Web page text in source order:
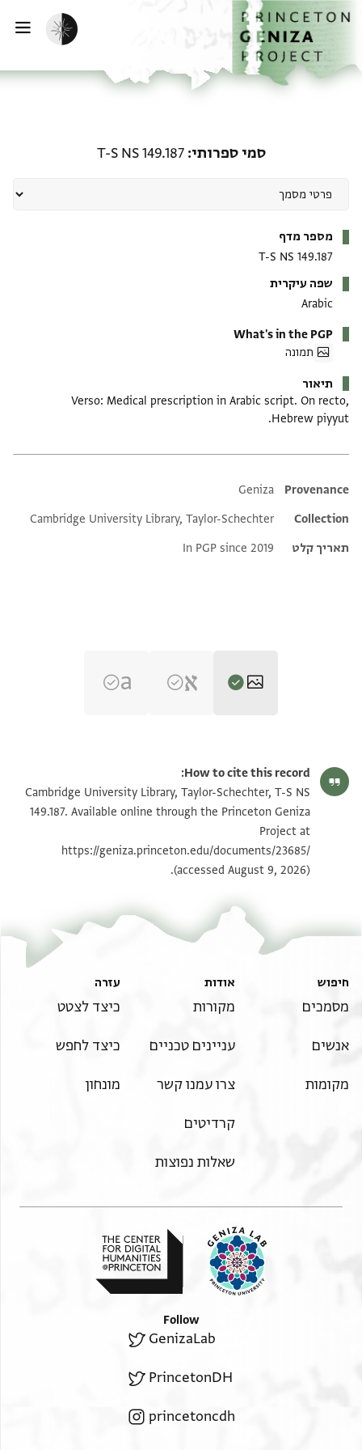
לתוכןהבית
הפעלת מצב כהה
סמי ספרותי T-S NS 149.187
מספר מדף
T-S NS 149.187
שפה עיקרית
Arabic
What's in the PGP
תמונה
תיאור
Verso: Medical prescription in Arabic script. On recto,
Hebrew piyyut.
Additional metadata
Provenance
Geniza
Collection
Cambridge University Library, Taylor-Schechter
תאריך קלט
In PGP since 2019
T-S NS 149.187 1v הגדל וסובב
תנאי היתר שימוש בתצלום
How to cite this record:
Cambridge University Library, Taylor-Schechter, T-S NS
149.187. Available online through the Princeton Geniza
Project at
https://geniza.princeton.edu/documents/23685/
(accessed August 9, 2026).
חיפוש
מסמכים
אנשים
מקומות
אודות
מקורות
עניינים טכניים
צרו עמנו קשר
קרדיטים
שאלות נפוצות
עזרה
כיצד לצטט
כיצד לחפש
מונחון
Follow
GenizaLab
PrincetonDH
princetoncdh